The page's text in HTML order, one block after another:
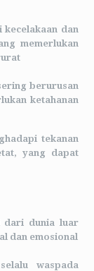
dan
memerlukan
berurusan
ketahanan
tekanan
yang dapat
dari dunia luar
dan emosional
waspada